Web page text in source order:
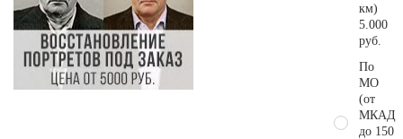
км)
5.000
руб.
По
МО
(от
МКАД
до 150